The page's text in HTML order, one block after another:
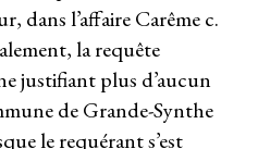
dans l’affaire Carême c.
la requête
justifiant plus d’aucun
de Grande-Synthe
le requérant s’est